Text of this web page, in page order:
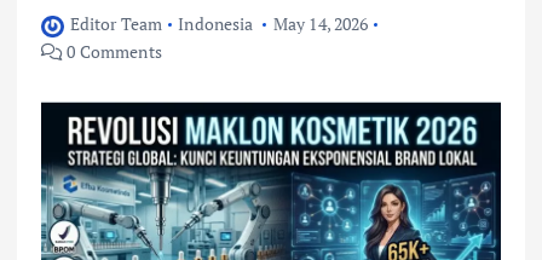
Editor Team Indonesia
May 14, 2026
0 Comments